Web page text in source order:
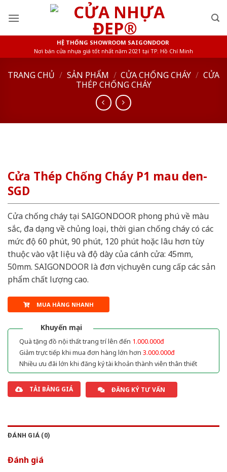
HỆ THỐNG SHOWROOM SAIGONDOOR
Nơi bán cửa nhựa giá tốt nhất năm 2021 tại TP. Hồ Chí Minh
TRANG CHỦ / SẢN PHẨM / CỬA CHỐNG CHÁY / CỬA
THÉP CHỐNG CHÁY
Cửa Thép Chống Cháy P1 mau den-
SGD
Cửa chống cháy tại SAIGONDOOR phong phú về màu
sắc, đa dạng về chủng loại, thời gian chống cháy có các
mức độ 60 phút, 90 phút, 120 phút hoặc lâu hơn tùy
thuộc vào vật liệu và độ dày của cánh cửa: 45mm,
50mm. SAIGONDOOR là đơn vị chuyên cung cấp các sản
phẩm chất lượng cao.
MUA HÀNG NHANH
Khuyến mại
Quà tặng đồ nội thất trang trí lên đến 1.000.000đ
Giảm trực tiếp khi mua đơn hàng lớn hơn 3.000.000đ
Nhiều ưu đãi lớn khi đăng ký tài khoản thành viên thân thiết
TẢI BẢNG GIÁ ĐĂNG KÝ TƯ VẤN
ĐÁNH GIÁ (0)
Đánh giá